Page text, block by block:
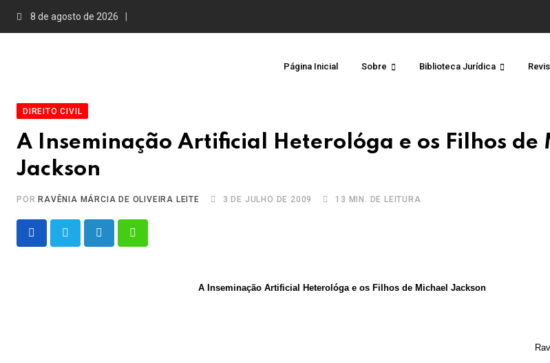
8 de agosto de 2026
Página Inicial Sobre Biblioteca Jurídica
DIREITO CIVIL
A Inseminação Artificial Heterológa e os Filhos de
Jackson
PORRAVÊNIA MÁRCIA DE OLIVEIRA LEITE 3 DE JULHO DE 2009 13 MIN. DE LEITURA
LinkedInWhatsapp
A Inseminação Artificial Heterológa e os Filhos de Michael Jackson